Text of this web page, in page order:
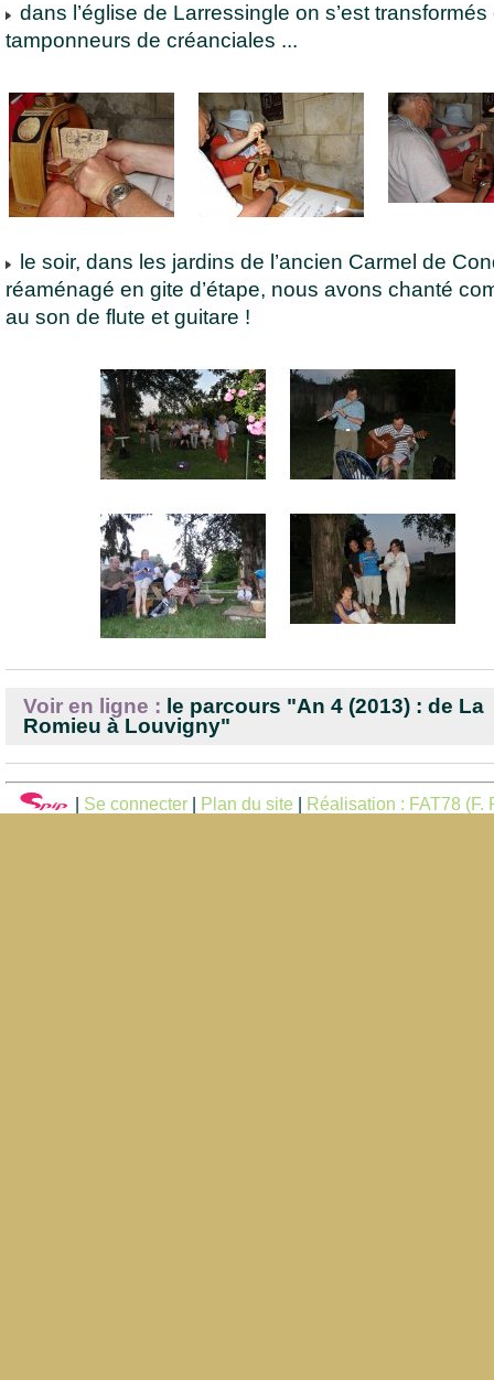
dans l’église de Larressingle on s’est transformés
tamponneurs de créanciales ...
le soir, dans les jardins de l’ancien Carmel de
réaménagé en gite d’étape, nous avons chanté
au son de flute et guitare !
Voir en ligne : le parcours "An 4 (2013) : de La
Romieu à Louvigny"
Se connecter| Plan du site Réalisation : FAT78 (F.